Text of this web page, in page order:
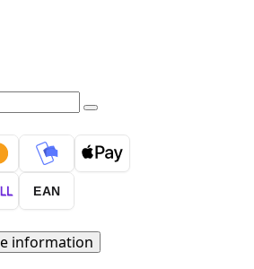
EAN
information